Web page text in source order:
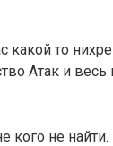
то
Атак и
кого не